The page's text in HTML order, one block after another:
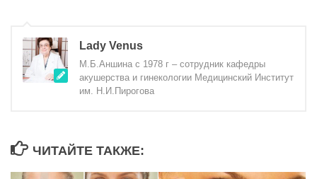
Lady Venus
М.Б.Аншина с 1978 г – сотрудник кафедры
акушерства и гинекологии Медицинский Институт
им. Н.И.Пирогова
ЧИТАЙТЕ ТАКЖЕ: